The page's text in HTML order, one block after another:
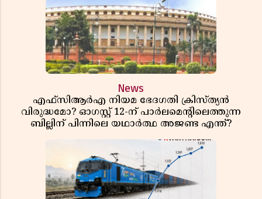
News
എഫ്സിആർഎ നിയമ ഭേദഗതി ക്രിസ്ത്യൻ
വിരുദ്ധമോ? ഓഗസ്റ്റ് 12-ന് പാർലമെന്റിലെത്തുന്ന
ബില്ലിന് പിന്നിലെ യഥാർത്ഥ അജണ്ട എന്ത്?